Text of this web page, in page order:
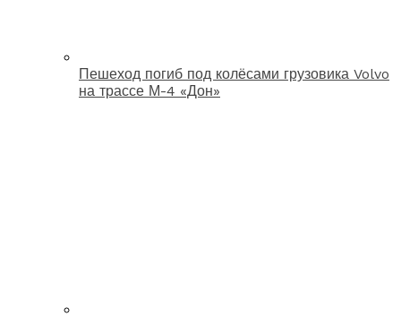
Пешеход погиб под колёсами грузовика Volvo
на трассе М-4 «Дон»